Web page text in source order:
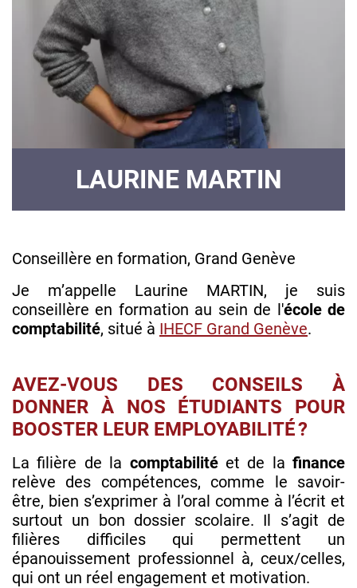
LAURINE MARTIN
Conseillère en formation, Grand Genève
Je m’appelle Laurine MARTIN, je suis
conseillère en formation au sein de l'école de
comptabilité, situé à IHECF Grand Genève.
AVEZ-VOUS DES CONSEILS À
DONNER À NOS ÉTUDIANTS POUR
BOOSTER LEUR EMPLOYABILITÉ ?
La filière de la comptabilitéet de la finance
relève des compétences, comme le savoir-
être, bien s’exprimer à l’oral comme à l’écrit et
surtout un bon dossier scolaire. Il s’agit de
filières difficiles qui permettent un
épanouissement professionnel à, ceux/celles,
qui ont un réel engagement et motivation.